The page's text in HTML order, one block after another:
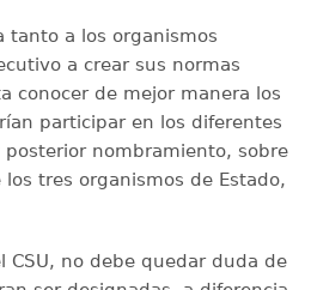
tanto a los organismos
a crear sus normas
conocer de mejor manera los
participar en los diferentes
posterior nombramiento, sobre
tres organismos de Estado,
CSU, no debe quedar duda de